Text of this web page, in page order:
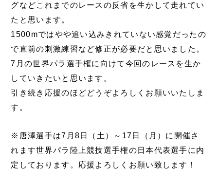
グなどこれまでのレースの反省を生かして走れてい
たと思います。
1500mではやや追い込みきれていない感覚だったの
で直前の刺激練習など修正が必要だと思いました。
7月の世界パラ選手権に向けて今回のレースを生か
していきたいと思います。
引き続き応援のほどどうぞよろしくお願いいたしま
す。
※唐澤選手は7月8日（土）～17日（月） に開催さ
れます世界パラ陸上競技選手権の日本代表選手に内
定しております。応援よろしくお願い致します！